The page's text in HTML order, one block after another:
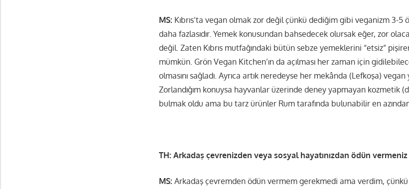
MS: Kıbrıs’ta vegan olmak zor değil çünkü dediğim gibi veganizm 3-5
daha fazlasıdır. Yemek konusundan bahsedecek olursak eğer, zor
değil. Zaten Kıbrıs mutfağındaki bütün sebze yemeklerini “etsiz”
mümkün. Grön Vegan Kitchen’ın da açılması her zaman için
olmasını sağladı. Ayrıca artık neredeyse her mekânda (Lefkoşa)
Zorlandığım konuysa hayvanlar üzerinde deney yapmayan kozmetik
bulmak oldu ama bu tarz ürünler Rum tarafında bulunabilir en
TH: Arkadaş çevrenizden veya sosyal hayatınızdan ödün
MS:Arkadaş çevremden ödün vermem gerekmedi ama verdim, çünkü